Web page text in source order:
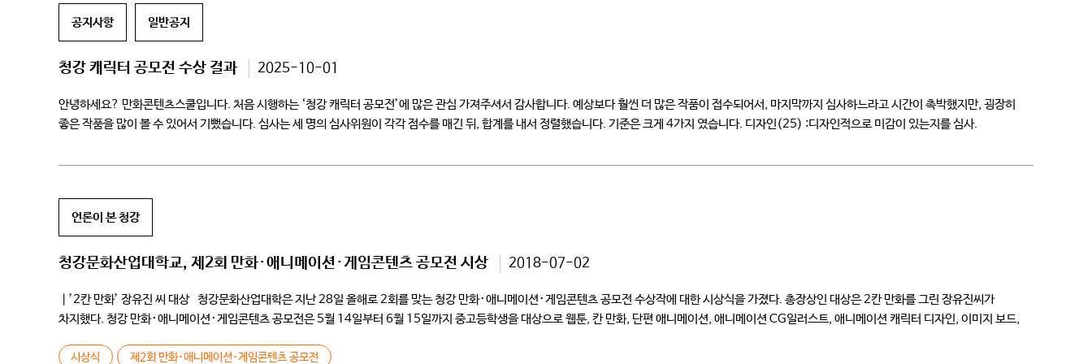
공지사항 일반공지
청강 캐릭터 공모전 수상 결과 2025-10-01
안녕하세요? 만화콘텐츠스쿨입니다. 처음 시행하는 ‘청강 캐릭터 공모전’에 많은 관심 가져주셔서 감사합니다. 예상보다 훨씬 더 많은 작품이 접수되어서, 마지막까지 심사하느라고 시간이 촉박했지만, 굉장히
좋은 작품을 많이 볼 수 있어서 기뻤습니다. 심사는 세 명의 심사위원이 각각 점수를 매긴 뒤, 합계를 내서 정렬했습니다. 기준은 크게 4가지 였습니다. 디자인(25) :디자인적으로 미감이 있는지를 심사.
언론이 본 청강
청강문화산업대학교, 제2회 만화･애니메이션･게임콘텐츠 공모전 시상 2018-07-02
｜’2칸 만화’ 장유진 씨 대상 청강문화산업대학은 지난 28일 올해로 2회를 맞는 청강 만화･애니메이션･게임콘텐츠 공모전 수상작에 대한 시상식을 가졌다. 총장상인 대상은 2칸 만화를 그린 장유진씨가
차지했다. 청강 만화･애니메이션･게임콘텐츠 공모전은 5월 14일부터 6월 15일까지 중고등학생을 대상으로 웹툰, 칸 만화, 단편 애니메이션, 애니메이션 CG일러스트, 애니메이션 캐릭터 디자인, 이미지 보드,
시상식 제2회 만화･애니메이션･게임콘텐츠 공모전